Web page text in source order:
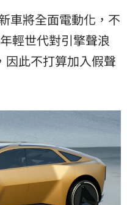
車將全面電動化，不
輕世代對引擎聲浪
因此不打算加入假聲